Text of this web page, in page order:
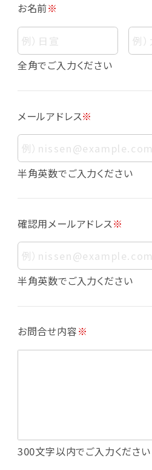
個人情報
個人情報とは、お客様個人
て、当該情報を構成する氏名
す。また、その情報のみで
も、他の情報と容易に照合
お客様個人を識別できるも
れます。
個人情報の利用目的に
下の通りであり、これらの
えてお客様の個人情報を利
せん。
・会員登録者の個人認証
・会員ポイントプログラムの
・メールマガジンの配信
・本サービスに関する規約
・投稿したクチコミ情報、
お名前※
全角でご入力ください
メールアドレス※
半角英数でご入力ください
確認用メールアドレス※
半角英数でご入力ください
お問合せ内容※
300文字以内でご入力ください